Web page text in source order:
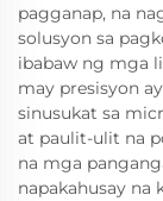
pagganap, na
solusyon sa
ibabaw ng mga
may presisyon
sinusukat sa
at paulit-ulit na
na mga
napakahusay na